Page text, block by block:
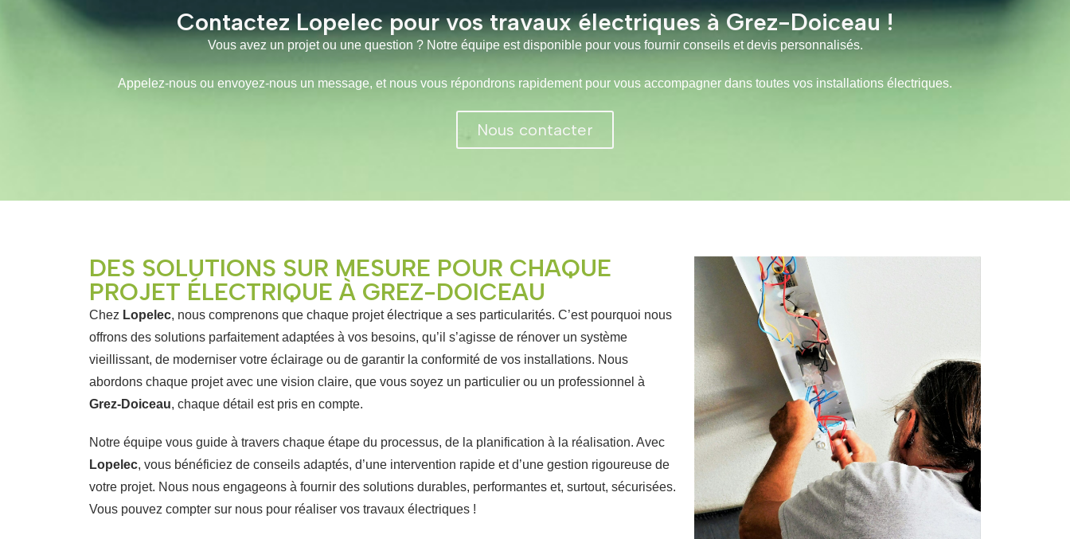
Contactez Lopelec pour vos travaux électriques à Grez-Doiceau !
Vous avez un projet ou une question ? Notre équipe est disponible pour vous fournir conseils et devis personnalisés.
Appelez-nous ou envoyez-nous un message, et nous vous répondrons rapidement pour vous accompagner dans toutes vos installations électriques.
Nous contacter
DES SOLUTIONS SUR MESURE POUR CHAQUE
PROJET ÉLECTRIQUE À GREZ-DOICEAU
Chez Lopelec, nous comprenons que chaque projet électrique a ses particularités. C’est pourquoi nous
offrons des solutions parfaitement adaptées à vos besoins, qu’il s’agisse de rénover un système
vieillissant, de moderniser votre éclairage ou de garantir la conformité de vos installations. Nous
abordons chaque projet avec une vision claire, que vous soyez un particulier ou un professionnel à
Grez-Doiceau, chaque détail est pris en compte.
Notre équipe vous guide à travers chaque étape du processus, de la planification à la réalisation. Avec
Lopelec, vous bénéficiez de conseils adaptés, d’une intervention rapide et d’une gestion rigoureuse de
votre projet. Nous nous engageons à fournir des solutions durables, performantes et, surtout, sécurisées.
Vous pouvez compter sur nous pour réaliser vos travaux électriques !